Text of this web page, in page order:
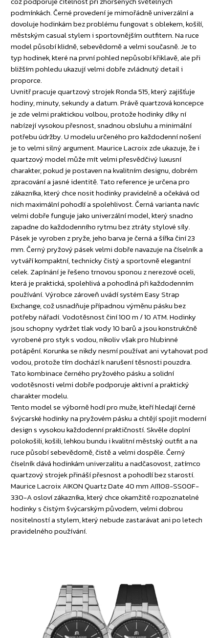
podmínkách. Černé provedení je mimořádně univerzální a
dovoluje hodinkám bez problému fungovat s oblekem, košilí,
městským casual stylem i sportovnějším outfitem. Na ruce
model působí klidně, sebevědomě a velmi současně. Je to
typ hodinek, které na první pohled nepůsobí křiklavě, ale při
bližším pohledu ukazují velmi dobře zvládnutý detail i
proporce.
Uvnitř pracuje quartzový strojek Ronda 515, který zajišťuje
hodiny, minuty, sekundy a datum. Právě quartzová koncepce
je zde velmi praktickou volbou, protože hodinky díky ní
nabízejí vysokou přesnost, snadnou obsluhu a minimální
potřebu údržby. U modelu určeného pro každodenní nošení
je to velmi silný argument. Maurice Lacroix zde ukazuje, že i
quartzový model může mít velmi přesvědčivý luxusní
charakter, pokud je postaven na kvalitním designu, dobrém
zpracování a jasné identitě. Tato reference je určena pro
zákazníka, který chce nosit hodinky pravidelně a očekává od
nich maximální pohodlí a spolehlivost. Černá varianta navíc
velmi dobře funguje jako univerzální model, který snadno
zapadne do každodenního rytmu bez ztráty stylové síly.
Pásek je vyroben z pryže, jeho barva je černá a šířka činí 23
mm. Černý pryžový pásek velmi dobře navazuje na číselník a
vytváří kompaktní, technicky čistý a sportovně elegantní
celek. Zapínání je řešeno trnovou sponou z nerezové oceli,
která je praktická, spolehlivá a pohodlná při každodenním
používání. Výrobce zároveň uvádí systém Easy Strap
Exchange, což usnadňuje případnou výměnu pásku bez
potřeby nářadí. Vodotěsnost činí 100 m / 10 ATM. Hodinky
jsou schopny vydržet tlak vody 10 barů a jsou konstrukčně
vyrobené pro styk s vodou, nikoliv však pro hlubinné
potápění. Korunka se nikdy nesmí používat ani vytahovat pod
vodou, protože tím dochází k narušení těsnosti pouzdra.
Tato kombinace černého pryžového pásku a solidní
vodotěsnosti velmi dobře podporuje aktivní a praktický
charakter modelu.
Tento model se výborně hodí pro muže, kteří hledají černé
švýcarské hodinky na pryžovém pásku a chtějí spojit moderní
design s vysokou každodenní praktičností. Skvěle doplní
polokošili, košili, lehkou bundu i kvalitní městský outfit a na
ruce působí sebevědomě, čistě a velmi dospěle. Černý
číselník dává hodinkám univerzalitu a nadčasovost, zatímco
quartzový strojek přináší přesnost a pohodlí bez starostí.
Maurice Lacroix AIKON Quartz Date 40 mm AI1108-SS00F-
330-A osloví zákazníka, který chce okamžitě rozpoznatelné
hodinky s čistým švýcarským původem, velmi dobrou
nositelností a stylem, který nebude zastarávat ani po letech
pravidelného používání.